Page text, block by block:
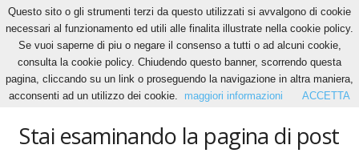
Home Tags Attivismo
attivismo
Stai esaminando la pagina di post
Questo sito o gli strumenti terzi da questo utilizzati si avvalgono di cookie
necessari al funzionamento ed utili alle finalita illustrate nella cookie policy.
Se vuoi saperne di piu o negare il consenso a tutti o ad alcuni cookie,
consulta la cookie policy. Chiudendo questo banner, scorrendo questa
pagina, cliccando su un link o proseguendo la navigazione in altra maniera,
acconsenti ad un utilizzo dei cookie.
maggiori informazioni ACCETTA